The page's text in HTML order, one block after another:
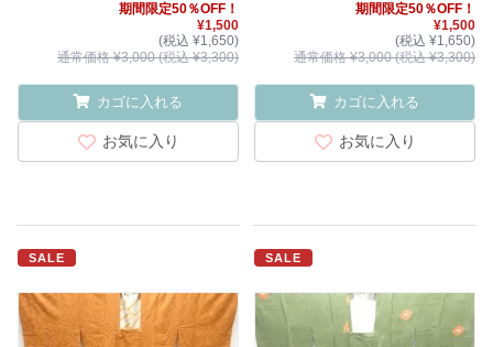
期間限定50％OFF！
¥1,500
(税込 ¥1,650)
通常価格 ¥3,000 (税込 ¥3,300)
カゴに入れる
お気に入り
期間限定50％OFF！
¥1,500
(税込 ¥1,650)
通常価格 ¥3,000 (税込 ¥3,300)
カゴに入れる
お気に入り
SALE SALE